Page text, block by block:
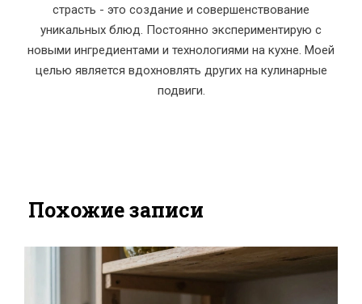
страсть - это создание и совершенствование
уникальных блюд. Постоянно экспериментирую с
новыми ингредиентами и технологиями на кухне. Моей
целью является вдохновлять других на кулинарные
подвиги.
Похожие записи